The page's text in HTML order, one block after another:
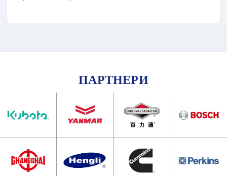
ПАРТНЕРИ